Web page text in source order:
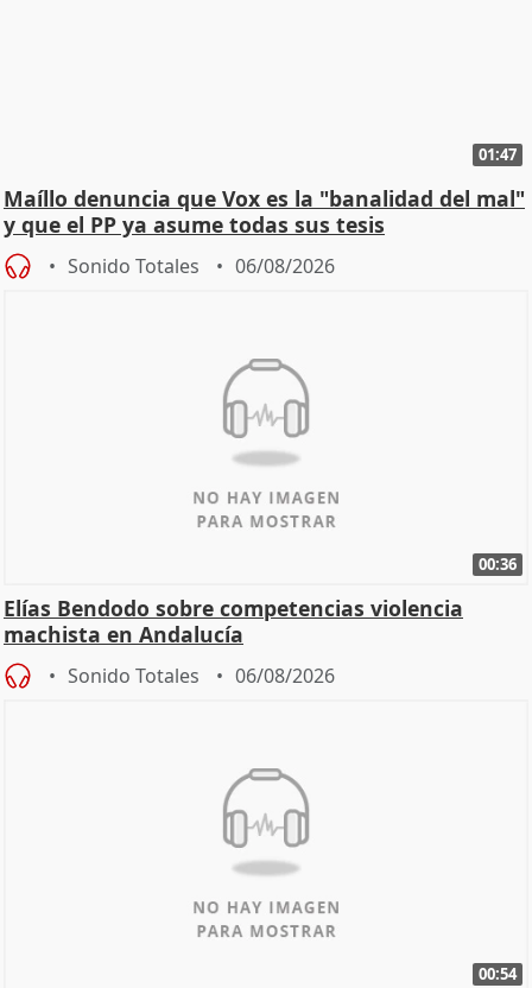
01:47
Maíllo denuncia que Vox es la "banalidad del mal"
y que el PP ya asume todas sus tesis
Sonido Totales 06/08/2026
00:36
Elías Bendodo sobre competencias violencia
machista en Andalucía
Sonido Totales 06/08/2026
00:54